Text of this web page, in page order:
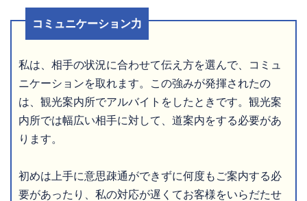
コミュニケーション力
私は、相手の状況に合わせて伝え方を選んで、コミュ
ニケーションを取れます。この強みが発揮されたの
は、観光案内所でアルバイトをしたときです。観光案
内所では幅広い相手に対して、道案内をする必要があ
ります。
初めは上手に意思疎通ができずに何度もご案内する必
要があったり、私の対応が遅くてお客様をいらだたせ